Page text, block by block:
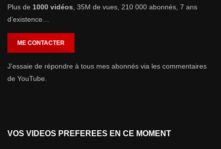
Plus de 1000 vidéos, 35M de vues, 210 000 abonnés, 7 ans
d’existence…
ME CONTACTER
J’essaie de répondre à tous mes abonnés via les commentaires
de YouTube.
VOS VIDEOS PREFEREES EN CE MOMENT